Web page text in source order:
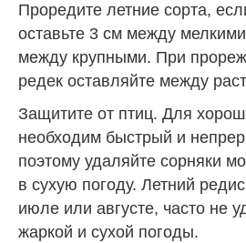
Проредите летние сорта,
оставьте 3 см между
между крупными. При
редек оставляйте между
Защитите от птиц. Для
необходим быстрый и
поэтому удаляйте сорняки
в сухую погоду. Летний
июле или августе, часто не
жаркой и сухой погоды.